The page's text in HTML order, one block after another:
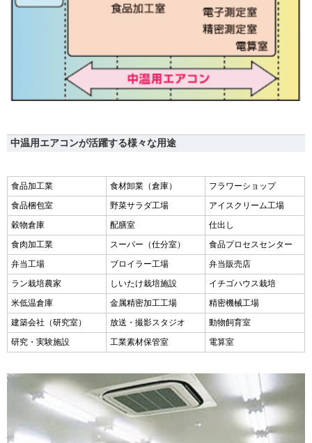
中温用エアコンが活躍する様々な用途
食品加工業 食材卸業（倉庫）
フラワーショップ
食品梱包室
野菜サラダ工場
アイスクリーム工場
穀物倉庫
配膳室
仕出し
食肉加工業
スーパー（仕分室）
食品プロセスセンター
弁当工場
ブロイラー工場
弁当販売店
ラン栽培農家
しいたけ栽培施設
イチゴハウス栽培
米低温倉庫
金属精密加工工場
精密機械工場
建築会社（研究室）
放送・撮影スタジオ
動物飼育室
研究・実験施設
工業素材保管室 電算室